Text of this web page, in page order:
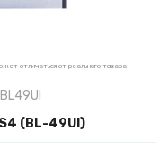
отличаться от реального товара
(BL-49UI)